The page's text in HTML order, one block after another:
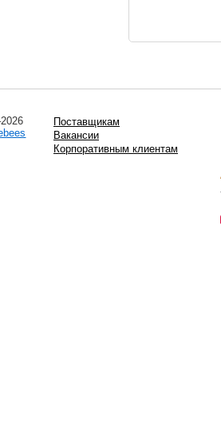
Поставщикам
Вакансии
Корпоративным клиентам